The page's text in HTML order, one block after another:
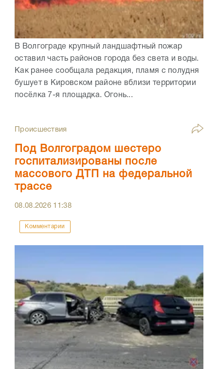
В Волгограде крупный ландшафтный пожар
оставил часть районов города без света и воды.
Как ранее сообщала редакция, пламя с полудня
бушует в Кировском районе вблизи территории
посёлка 7-я площадка. Огонь...
Происшествия
Под Волгоградом шестеро
госпитализированы после
массового ДТП на федеральной
трассе
08.08.2026 11:38
Комментарии